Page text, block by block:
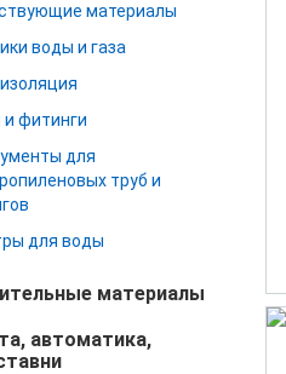
материалы
воды и газа
и фитинги
для
труб и
для воды
материалы
автоматика,